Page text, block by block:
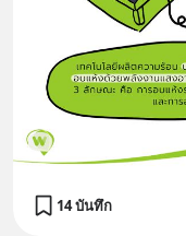
14 บันทึก